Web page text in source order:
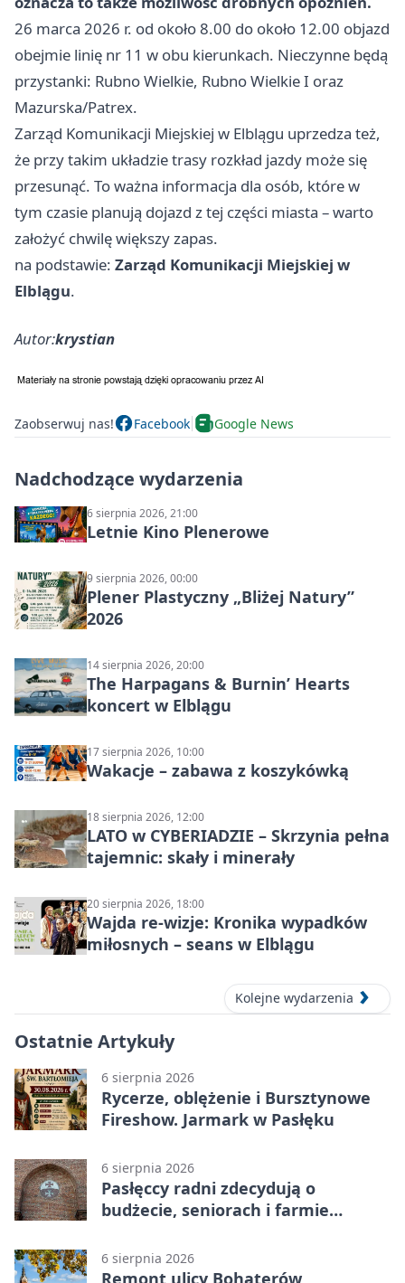
26 marca 2026 r. od około 8.00 do około 12.00 objazd
obejmie linię nr 11 w obu kierunkach. Nieczynne będą
przystanki: Rubno Wielkie, Rubno Wielkie I oraz
Mazurska/Patrex.
Zarząd Komunikacji Miejskiej w Elblągu uprzedza też,
że przy takim układzie trasy rozkład jazdy może się
przesunąć. To ważna informacja dla osób, które w
tym czasie planują dojazd z tej części miasta – warto
założyć chwilę większy zapas.
na podstawie: Zarząd Komunikacji Miejskiej w
Elblągu.
Autor:krystian
Zaobserwuj nas! Facebook Google News
Nadchodzące wydarzenia
6 sierpnia 2026, 21:00
Letnie Kino Plenerowe
9 sierpnia 2026, 00:00
Plener Plastyczny „Bliżej Natury”
2026
14 sierpnia 2026, 20:00
The Harpagans & Burnin’ Hearts
koncert w Elblągu
17 sierpnia 2026, 10:00
Wakacje – zabawa z koszykówką
18 sierpnia 2026, 12:00
LATO w CYBERIADZIE – Skrzynia pełna
tajemnic: skały i minerały
20 sierpnia 2026, 18:00
Wajda re-wizje: Kronika wypadków
miłosnych – seans w Elblągu
Kolejne wydarzenia
Ostatnie Artykuły
6 sierpnia 2026
Rycerze, oblężenie i Bursztynowe
Fireshow. Jarmark w Pasłęku
6 sierpnia 2026
Pasłęccy radni zdecydują o
budżecie, seniorach i farmie
6 sierpnia 2026
Remont ulicy Bohaterów